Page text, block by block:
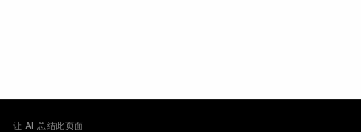
让 AI 总结此页面